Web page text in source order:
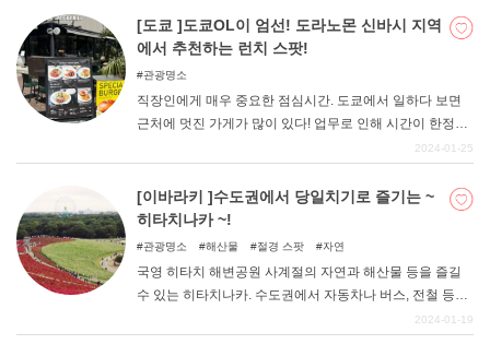
사키시의 전문점에 주목했다. 지방의 멋진 가게를 둘러보
는 '식도락 여행'을 제안합니다. 지방에서 발신하는 눈부신
맛의 세계를 만나보세요.
[도쿄 ]도쿄OL이 엄선! 도라노몬 신바시 지역
에서 추천하는 런치 스팟!
관광명소
직장인에게 매우 중요한 점심시간. 도쿄에서 일하다 보면
근처에 멋진 가게가 많이 있다! 업무로 인해 시간이 한정되
어 있기 때문에 가게 선택에 있어서는 절대 실패하고 싶지
시 지역에서 추천할 만한 점심식사 장소를 소개합니다! 너
무 많은 가게가 있어 헤매기 쉽지만, 점심시간에 에너지를
충전하여 오후의 업무에 활력을 불어넣어 보세요!
2024-01-25
[이바라키 ]수도권에서 당일치기로 즐기는 ~
히타치나카 ~!
관광명소 해산물 절경 스팟 자연
국영 히타치 해변공원 사계절의 자연과 해산물 등을 즐길
수 있는 히타치나카. 수도권에서 자동차나 버스, 전철 등으
로 쉽게 갈 수 있어 당일치기 여행지로 주목받고 있다. 이번
2024-01-19